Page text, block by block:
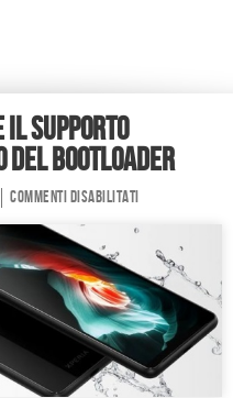
il supporto
del bootloader
Commenti disabilitati